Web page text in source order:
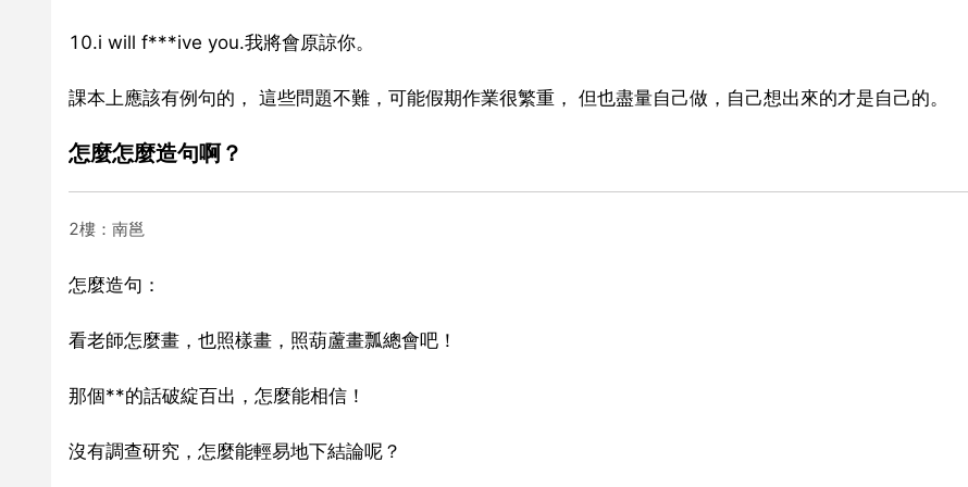
10.i will f***ive you.我將會原諒你。
課本上應該有例句的， 這些問題不難，可能假期作業很繁重， 但也盡量自己做，自己想出來的才是自己的。
怎麼怎麼造句啊？
2樓：南邕
怎麼造句：
看老師怎麼畫，也照樣畫，照葫蘆畫瓢總會吧！
那個**的話破綻百出，怎麼能相信！
沒有調查研究，怎麼能輕易地下結論呢？